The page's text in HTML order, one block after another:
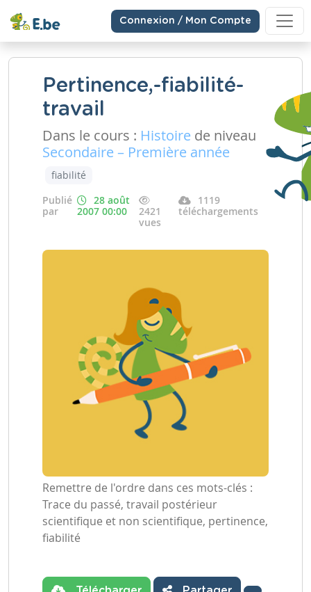
Connexion / Mon Compte
Pertinence,-fiabilité-
travail
Dans le cours : Histoire de niveau
Secondaire – Première année
fiabilité
Publié
par
28 août
2007 00:00
2421
vues
1119
téléchargements
Remettre de l'ordre dans ces mots-clés :
Trace du passé, travail postérieur
scientifique et non scientifique, pertinence,
fiabilité